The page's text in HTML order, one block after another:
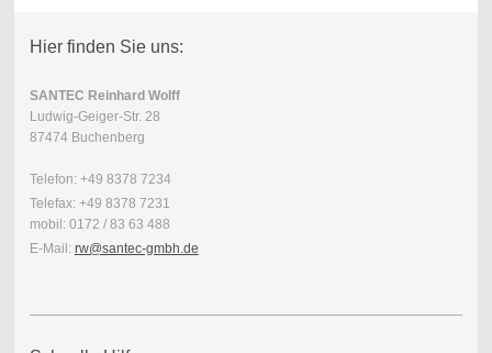
Hier finden Sie uns:
SANTEC Reinhard Wolff
Ludwig-Geiger-Str. 28
87474 Buchenberg
Telefon: +49 8378 7234
Telefax: +49 8378 7231
mobil: 0172 / 83 63 488
E-Mail: rw@santec-gmbh.de